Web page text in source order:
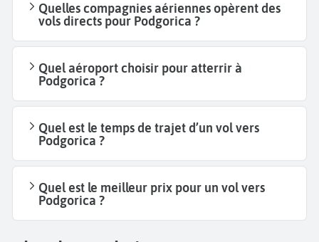
Quelles compagnies aériennes opèrent des
vols directs pour Podgorica ?
Quel aéroport choisir pour atterrir à
Podgorica ?
Quel est le temps de trajet d’un vol vers
Podgorica ?
Quel est le meilleur prix pour un vol vers
Podgorica ?